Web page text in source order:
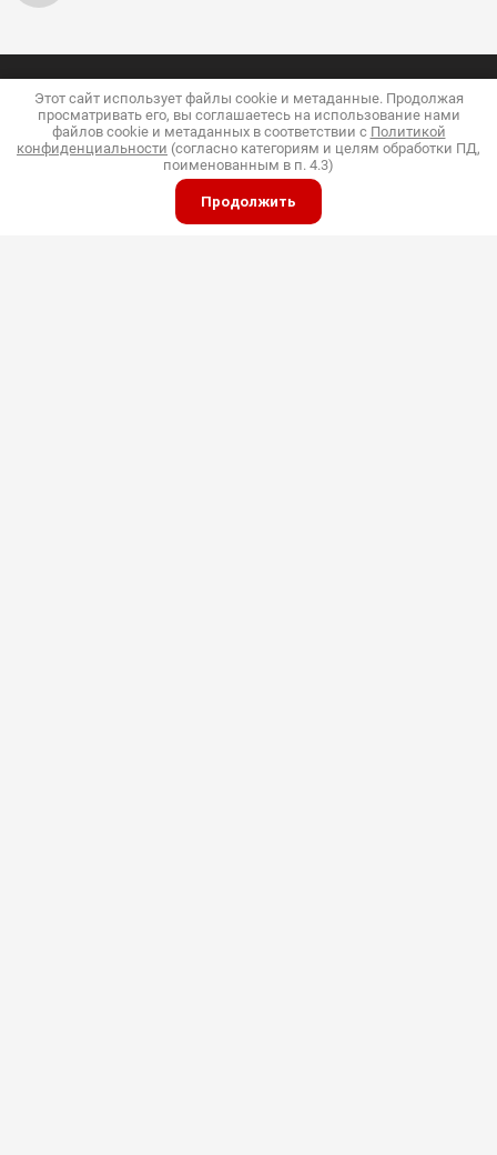
+7 (924) 920-06-20
+7 (4217) 34-60-10
Вам перезвонить?
График работы Интернет магазина
Пн-Пт с 09:00 до 17:00 Сб с 09:00 до 14:00 Вс
Этот сайт использует файлы cookie и метаданные. Продолжая
просматривать его, вы соглашаетесь на использование нами
файлов cookie и метаданных в соответствии с Политикой
конфиденциальности (согласно категориям и целям обработки ПД,
поименованным в п. 4.3)
Продолжить